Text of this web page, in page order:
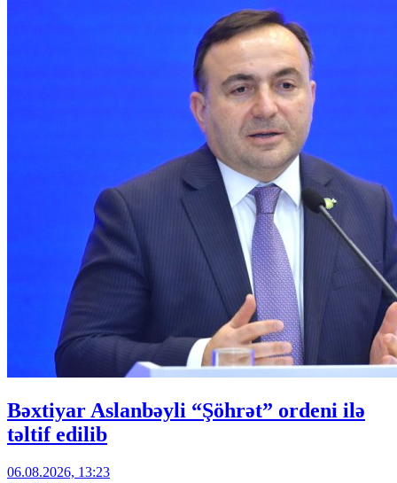
Bəxtiyar Aslanbəyli “Şöhrət” ordeni ilə
təltif edilib
06.08.2026, 13:23